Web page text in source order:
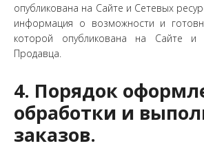
опубликована на Сайте и Сетевых
информация о возможности и
которой опубликована на Сайте и
Продавца.
4. Порядок
обработки и
заказов.